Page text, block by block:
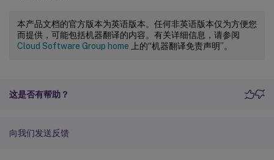
本产品文档的官方版本为英语版本。任何非英语版本仅为方便您
而提供，可能包括机器翻译的内容。有关详细信息，请参阅
Cloud Software Group home 上的“机器翻译免责声明”。
这是否有帮助？
向我们发送反馈